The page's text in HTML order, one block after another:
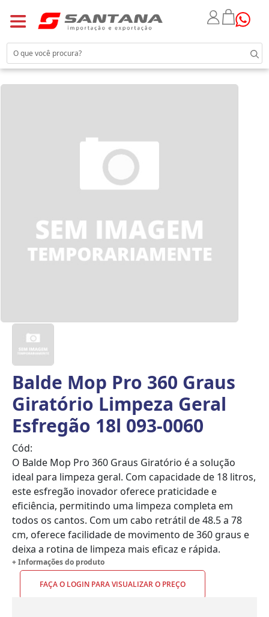
Balde Mop Pro 360 Graus
Giratório Limpeza Geral
Esfregão 18l 093-0060
Cód:
O Balde Mop Pro 360 Graus Giratório é a solução
ideal para limpeza geral. Com capacidade de 18 litros,
este esfregão inovador oferece praticidade e
eficiência, permitindo uma limpeza completa em
todos os cantos. Com um cabo retrátil de 48.5 a 78
cm, oferece facilidade de movimento de 360 graus e
deixa a rotina de limpeza mais eficaz e rápida.
+ Informações do produto
FAÇA O LOGIN PARA VISUALIZAR O PREÇO